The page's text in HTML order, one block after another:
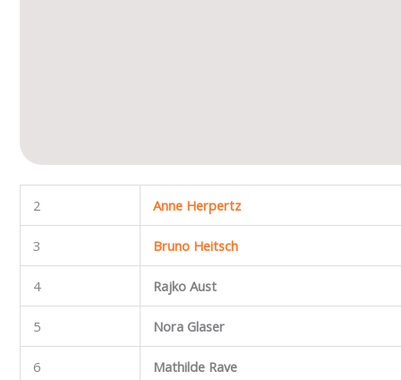
2 Anne Herpertz
3 Bruno Heitsch
4 Rajko Aust
5 Nora Glaser
6 Mathilde Rave